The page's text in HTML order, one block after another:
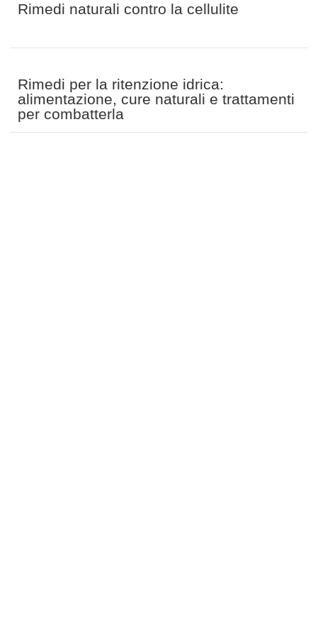
Rimedi naturali contro la cellulite
Rimedi per la ritenzione idrica:
alimentazione, cure naturali e trattamenti
per combatterla